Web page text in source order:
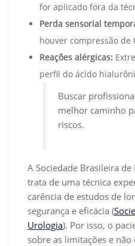
for aplicado fora da
Perda sensorial
houver compressão de
Reações alérgicas:
perfil do ácido
Buscar
melhor caminho
riscos.
A Sociedade Brasileira
trata de uma técnica
carência de estudos de
segurança e eficácia (
Urologia). Por isso, o
sobre as limitações e